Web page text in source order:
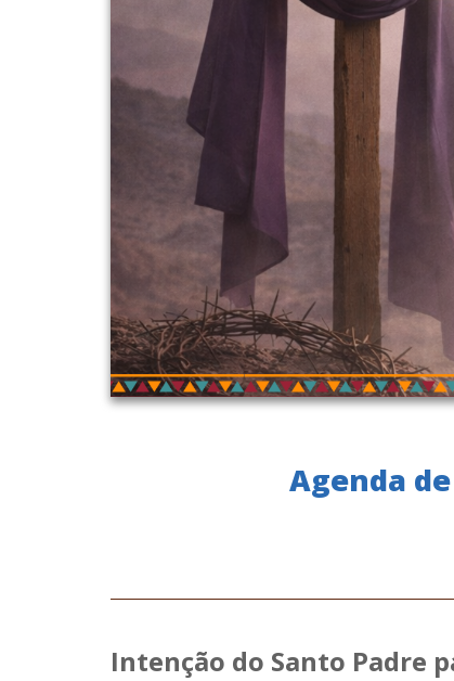
Agenda
Intenção do Santo Padre